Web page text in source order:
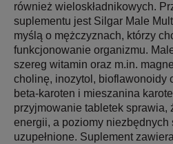
również wieloskładnikowych.
suplementu jest Silgar Male
myślą o mężczyznach, którzy
funkcjonowanie organizmu.
szereg witamin oraz m.in.
cholinę, inozytol, bioflawonoidy
beta-karoten i mieszanina
przyjmowanie tabletek sprawia,
energii, a poziomy niezbędnych
uzupełnione. Suplement